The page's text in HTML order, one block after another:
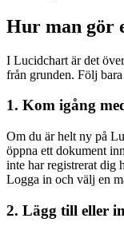
Hur man gör
I Lucidchart är det
från grunden. Följ bara
1. Kom igång
Om du är helt ny på
öppna ett dokument
inte har registrerat dig
Logga in och välj en
2. Lägg till eller